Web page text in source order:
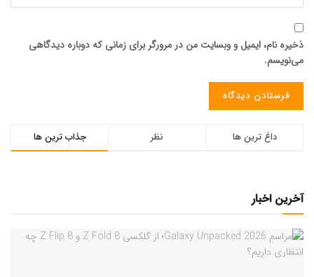
ذخیره نام، ایمیل و وبسایت من در مرورگر برای زمانی که دوباره دیدگاهی
می‌نویسم.
جذاب ترین ها نظر داغ ترین ها
آخرین اخبار